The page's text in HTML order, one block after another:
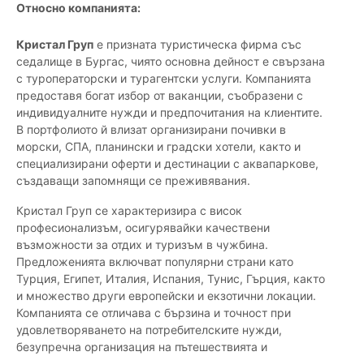
Относно компанията:
Кристал Груп е призната туристическа фирма със
седалище в Бургас, чиято основна дейност е свързана
с туроператорски и турагентски услуги. Компанията
предоставя богат избор от ваканции, съобразени с
индивидуалните нужди и предпочитания на клиентите.
В портфолиото й влизат организирани почивки в
морски, СПА, планински и градски хотели, както и
специализирани оферти и дестинации с аквапаркове,
създаващи запомнящи се преживявания.
Кристал Груп се характеризира с висок
професионализъм, осигурявайки качествени
възможности за отдих и туризъм в чужбина.
Предложенията включват популярни страни като
Турция, Египет, Италия, Испания, Тунис, Гърция, както
и множество други европейски и екзотични локации.
Компанията се отличава с бързина и точност при
удовлетворяването на потребителските нужди,
безупречна организация на пътешествията и